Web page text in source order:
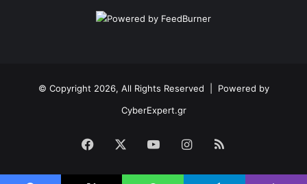
© Copyright 2026, All Rights Reserved | Powered by
CyberExpert.gr
Facebook YouTubeInstagram
RSS